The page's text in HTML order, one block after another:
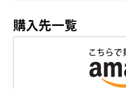
購入先一覧